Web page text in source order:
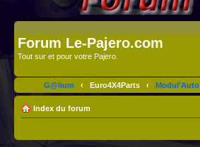
Forum Le-Pajero.com
Tout sur et pour votre Pajero.
G@lium ‹ Euro4X4Parts ‹ Modul'Auto
Index du forum